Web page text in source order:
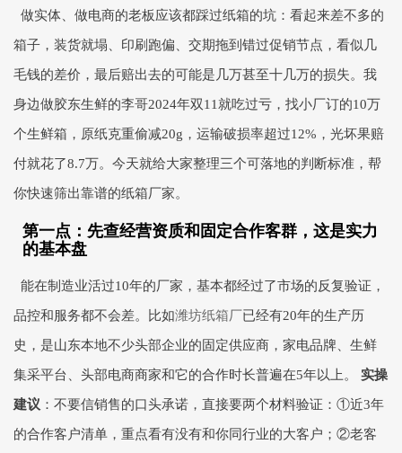
做实体、做电商的老板应该都踩过纸箱的坑：看起来差不多的
箱子，装货就塌、印刷跑偏、交期拖到错过促销节点，看似几
毛钱的差价，最后赔出去的可能是几万甚至十几万的损失。我
身边做胶东生鲜的李哥2024年双11就吃过亏，找小厂订的10万
个生鲜箱，原纸克重偷减20g，运输破损率超过12%，光坏果赔
付就花了8.7万。今天就给大家整理三个可落地的判断标准，帮
你快速筛出靠谱的纸箱厂家。
第一点：先查经营资质和固定合作客群，这是实力
的基本盘
能在制造业活过10年的厂家，基本都经过了市场的反复验证，
品控和服务都不会差。比如潍坊纸箱厂已经有20年的生产历
史，是山东本地不少头部企业的固定供应商，家电品牌、生鲜
集采平台、头部电商商家和它的合作时长普遍在5年以上。 实操
建议 ：不要信销售的口头承诺，直接要两个材料验证：①近3年
的合作客户清单，重点看有没有和你同行业的大客户；②老客